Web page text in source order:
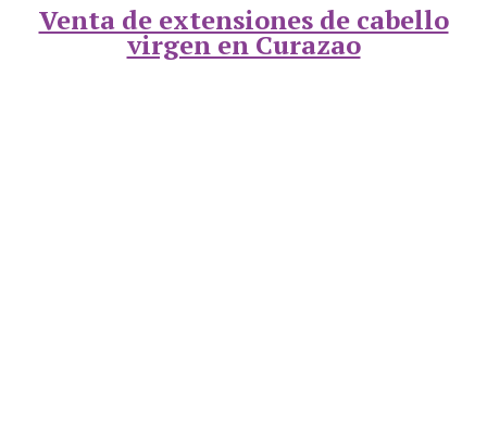
Venta de extensiones de cabello
virgen en Curazao